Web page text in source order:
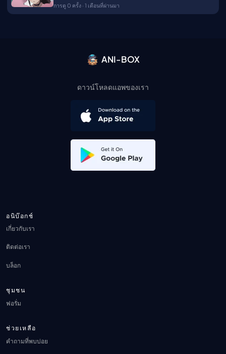
การดู 0 ครั้ง · 1 เดือนที่ผ่านมา
ANI-BOX
ดาวน์โหลดแอพของเรา
อนิบ๊อกช์
เกี่ยวกับเรา
ติดต่อเรา
บล็อก
ชุมชน
ฟอรั่ม
ช่วยเหลือ
คำถามที่พบบ่อย